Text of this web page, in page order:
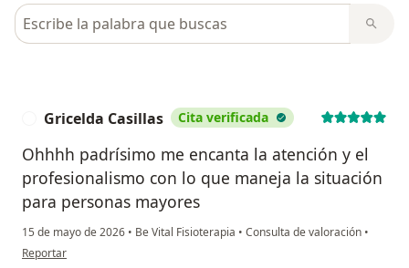
Busca en opiniones
Gricelda Casillas Cita verificada
Ohhhh padrísimo me encanta la atención y el
profesionalismo con lo que maneja la situación
para personas mayores
15 de mayo de 2026 • Be Vital Fisioterapia • Consulta de valoración •
en opinión del usuario Gricelda Casillas
Reportar